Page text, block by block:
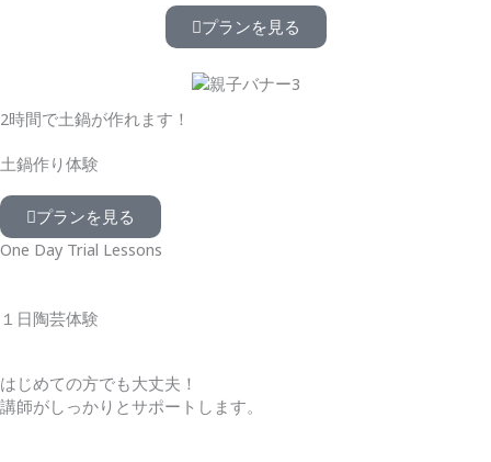
プランを見る
2時間で土鍋が作れます！
土鍋作り体験
プランを見る
One Day Trial Lessons
１日陶芸体験
はじめての方でも大丈夫！
講師がしっかりとサポートします。